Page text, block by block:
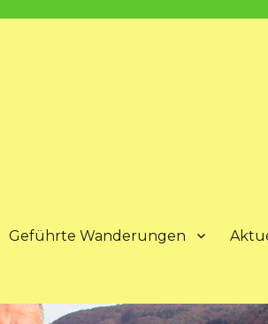
Geführte Wanderungen